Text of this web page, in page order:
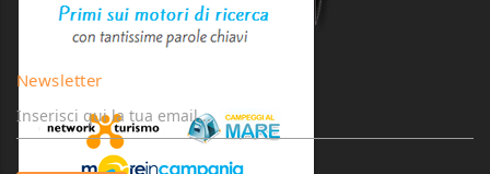
Newsletter